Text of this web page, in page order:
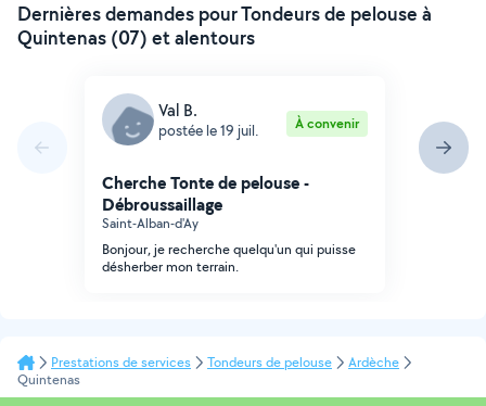
Dernières demandes pour Tondeurs de pelouse à
Quintenas (07) et alentours
Val B.
postée le 19 juil. À convenir
Cherche Tonte de pelouse -
Débroussaillage
Saint-Alban-d'Ay
Bonjour, je recherche quelqu'un qui puisse
désherber mon terrain.
Prestations de services Tondeurs de pelouse
Ardèche
Quintenas